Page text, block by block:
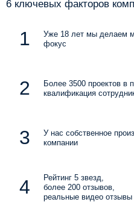
6 ключевых факторов
Уже 18 лет мы делаем
фокус
Более 3500 проектов в
квалификация
У нас собственное
компании
Рейтинг 5 звезд,
более 200 отзывов,
реальные видео отзывы